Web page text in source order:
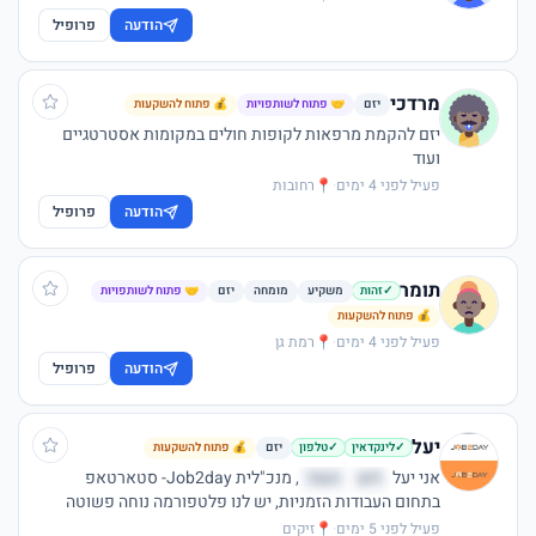
הודעה
פרופיל
מרדכי יזם 🤝 פתוח לשותפויות 💰 פתוח להשקעות
יזם להקמת מרפאות לקופות חולים במקומות אסטרטגיים
ועוד
פעיל לפני 4 ימים ·
📍 רחובות
הודעה
פרופיל
תומר ✓זהות משקיע מומחה יזם
🤝 פתוח לשותפויות
💰 פתוח להשקעות
פעיל לפני 4 ימים ·
📍 רמת גן
הודעה
פרופיל
יעל ✓לינקדאין ✓טלפון יזם 💰 פתוח להשקעות
אני יעל זיש העזר
, מנכ"לית Job2day- סטארטאפ
בתחום העבודות הזמניות, יש לנו פלטפורמה נוחה פשוטה
וחכמה שמשדכת בין מעסיקים המפרסמים משרות זמניות
פעיל לפני 5 ימים ·
📍 זיקים